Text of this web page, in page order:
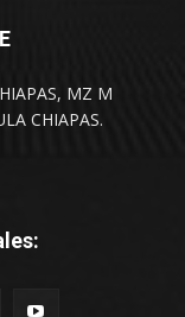
MZ M
CHIAPAS.